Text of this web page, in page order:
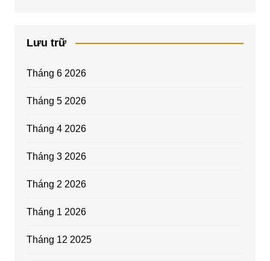
Lưu trữ
Tháng 6 2026
Tháng 5 2026
Tháng 4 2026
Tháng 3 2026
Tháng 2 2026
Tháng 1 2026
Tháng 12 2025